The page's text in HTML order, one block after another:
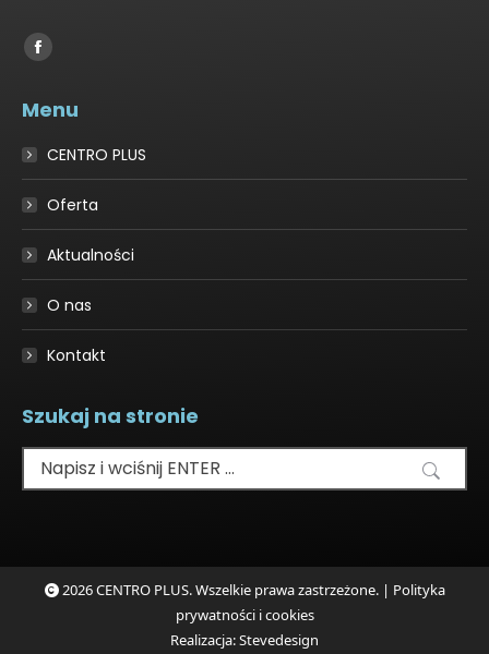
Find us on:
Facebook
opens
in
window
Menu
CENTRO PLUS
Oferta
Aktualności
O nas
Kontakt
Szukaj na stronie
Szukaj:
2026 CENTRO PLUS. Wszelkie prawa zastrzeżone. | Polityka
prywatności i cookies
Realizacja:Stevedesign